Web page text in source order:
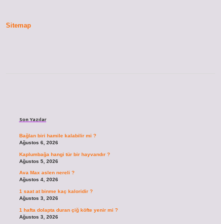
Sitemap
Son Yazılar
Bağlan biri hamile kalabilir mi ?
Ağustos 6, 2026
Kaplumbağa hangi tür bir hayvandır ?
Ağustos 5, 2026
Ava Max aslen nereli ?
Ağustos 4, 2026
1 saat at binme kaç kaloridir ?
Ağustos 3, 2026
1 hafta dolapta duran çiğ köfte yenir mi ?
Ağustos 3, 2026